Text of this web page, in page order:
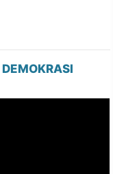
DEMOKRASI